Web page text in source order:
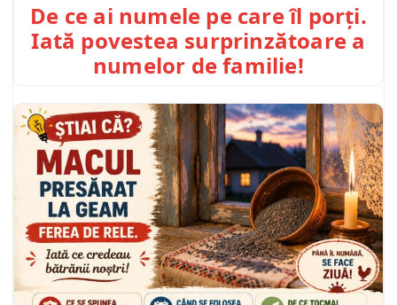
De ce ai numele pe care îl porți.
Iată povestea surprinzătoare a
numelor de familie!